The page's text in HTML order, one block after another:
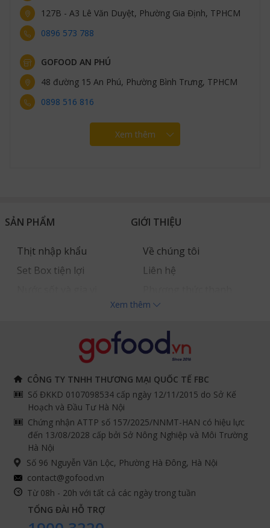
127B - A3 Lê Văn Duyệt, Phường Gia Định, TPHCM
0896 573 788
GOFOOD AN PHÚ
48 đường 15 An Phú, Phường Bình Trưng, TPHCM
0898 516 816
Xem thêm
SẢN PHẨM
Thịt nhập khẩu
Set Box tiện lợi
GIỚI THIỆU
Về chúng tôi
Liên hệ
toán
Tuyển dụng
THÔNG TIN
Chính sách và quy định
chung
Hướng dẫn đặt hàng
Cam kết chất lượng
THEO DÕI NGAY
Facebook
Instagram
Youtube
Tiktok
Shopee
Xem thêm
CÔNG TY TNHH THƯƠNG MẠI QUỐC TẾ FBC
Số ĐKKD 0107098534 cấp ngày 12/11/2015 do Sở Kế
Hoạch và Đầu Tư Hà Nội
Chứng nhận ATTP số 157/2025/NNMT-HAN có hiệu lực
đến 13/08/2028 cấp bởi Sở Nông Nghiệp và Môi Trường
Hà Nội
Số 96 Nguyễn Văn Lộc, Phường Hà Đông, Hà Nội
contact@gofood.vn
Từ 08h - 20h với tất cả các ngày trong tuần
TỔNG ĐÀI HỖ TRỢ